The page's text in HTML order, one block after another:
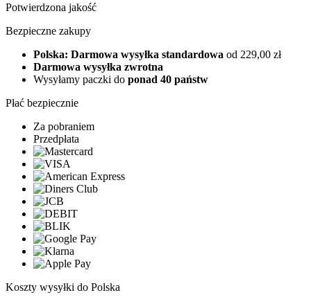
Potwierdzona jakość
Bezpieczne zakupy
Polska: Darmowa wysyłka standardowa od 229,00 zł
Darmowa wysyłka zwrotna
Wysyłamy paczki do ponad 40 państw
Płać bezpiecznie
Za pobraniem
Przedpłata
Koszty wysyłki do Polska